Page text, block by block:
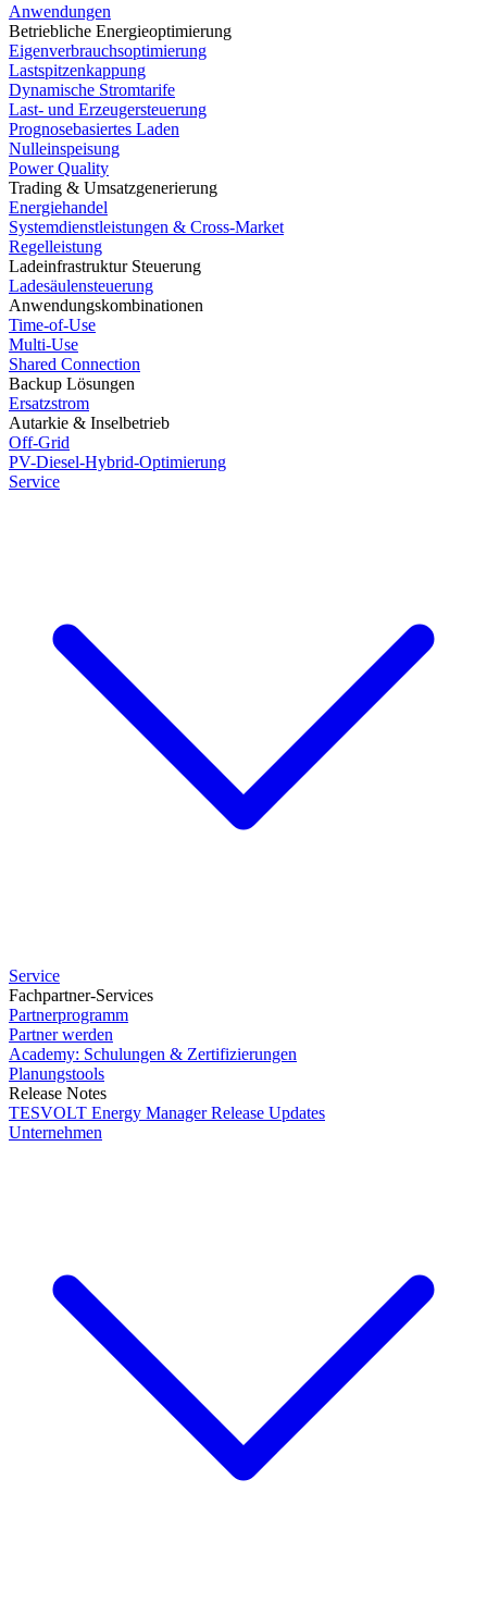
Anwendungen
Betriebliche Energieoptimierung
Eigenverbrauchsoptimierung
Lastspitzenkappung
Dynamische Stromtarife
Last- und Erzeugersteuerung
Prognosebasiertes Laden
Nulleinspeisung
Power Quality
Trading & Umsatzgenerierung
Energiehandel
Systemdienstleistungen & Cross-Market
Regelleistung
Ladeinfrastruktur Steuerung
Ladesäulensteuerung
Anwendungskombinationen
Time-of-Use
Multi-Use
Shared Connection
Backup Lösungen
Ersatzstrom
Autarkie & Inselbetrieb
Off-Grid
PV-Diesel-Hybrid-Optimierung
Service
Service
Fachpartner-Services
Partnerprogramm
Partner werden
Academy: Schulungen & Zertifizierungen
Planungstools
Release Notes
TESVOLT Energy Manager Release Updates
Unternehmen